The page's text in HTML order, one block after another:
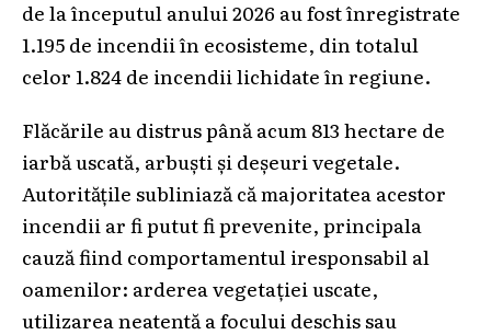
de la începutul anului 2026 au fost înregistrate
1.195 de incendii în ecosisteme, din totalul
celor 1.824 de incendii lichidate în regiune.
Flăcările au distrus până acum 813 hectare de
iarbă uscată, arbuști și deșeuri vegetale.
Autoritățile subliniază că majoritatea acestor
incendii ar fi putut fi prevenite, principala
cauză fiind comportamentul iresponsabil al
oamenilor: arderea vegetației uscate,
utilizarea neatentă a focului deschis sau